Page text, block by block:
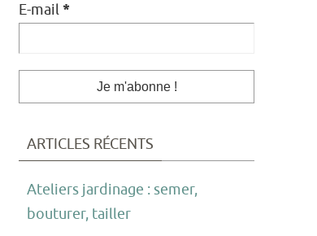
E-mail*
ARTICLES RÉCENTS
Ateliers jardinage : semer,
bouturer, tailler